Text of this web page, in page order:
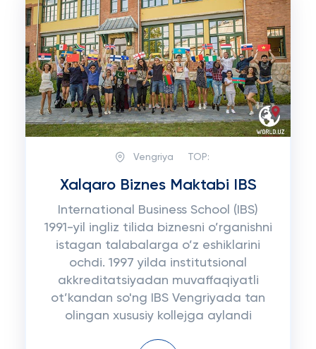
Vengriya TOP:
Xalqaro Biznes Maktabi IBS
International Business School (IBS)
1991-yil ingliz tilida biznesni o’rganishni
istagan talabalarga o’z eshiklarini
ochdi. 1997 yilda institutsional
akkreditatsiyadan muvaffaqiyatli
ot’kandan so'ng IBS Vengriyada tan
olingan xususiy kollejga aylandi